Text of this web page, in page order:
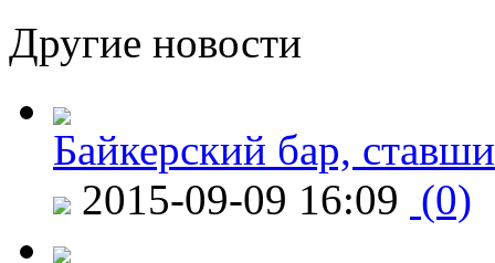
Другие новости
Байкерский бар,
2015-09-09 16:09 (0)